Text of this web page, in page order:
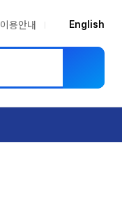
이용안내 English